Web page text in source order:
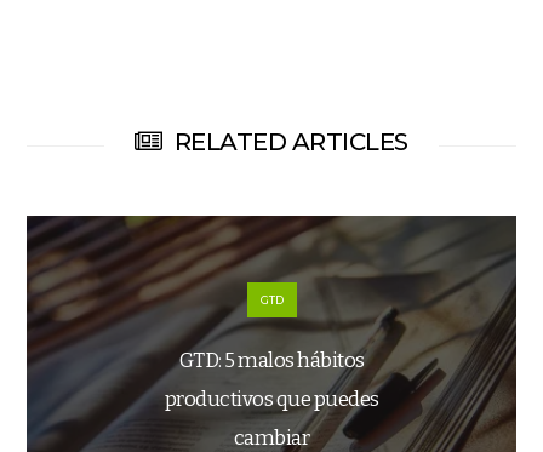
RELATED ARTICLES
GTD
GTD: 5 malos hábitos
productivos que puedes
cambiar